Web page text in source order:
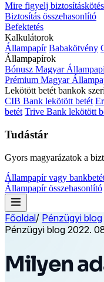
Mire figyelj
Biztosítás összehasonlító
Befektetés
Kalkulátorok
Állampapír Babakötvény
Állampapírok
Bónusz Magyar
Prémium Magyar
Lekötött betét bankok
CIB Bank lekötött betét
betét Trive Bank lekötött
Tudástár
Gyors magyarázatok a
Állampapír vagy
Állampapír összehasonlító
Főoldal/ Pénzügyi blog
Pénzügyi blog 2022.
Milyen